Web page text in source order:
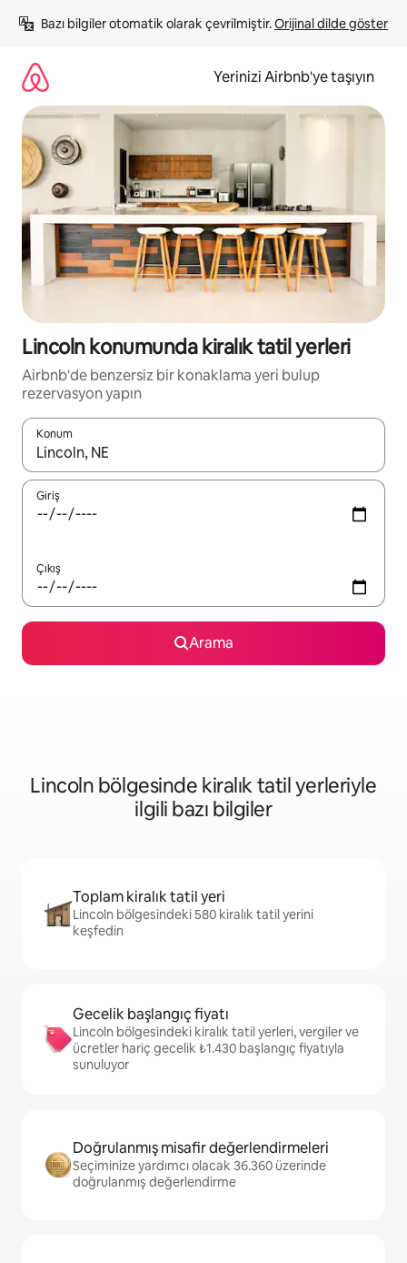
atla
Bazı bilgiler otomatik olarak çevrilmiştir. Orijinal dilde göster
Yerinizi Airbnb'ye taşıyın
Lincoln konumunda kiralık tatil yerleri
Airbnb'de benzersiz bir konaklama yeri bulup
rezervasyon yapın
Konum
Sonuçlar kullanılabilir olduğunda yukarı ve aşağı oklarıyla
Giriş
Çıkış
Arama
Lincoln bölgesinde kiralık tatil yerleriyle
ilgili bazı bilgiler
Toplam kiralık tatil yeri
Lincoln bölgesindeki 580 kiralık tatil yerini
keşfedin
Gecelik başlangıç fiyatı
Lincoln bölgesindeki kiralık tatil yerleri, vergiler ve
ücretler hariç gecelik ₺1.430 başlangıç fiyatıyla
sunuluyor
Doğrulanmış misafir değerlendirmeleri
Seçiminize yardımcı olacak 36.360 üzerinde
doğrulanmış değerlendirme